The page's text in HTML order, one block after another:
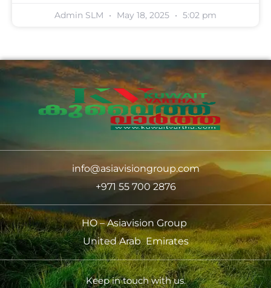
Admin SLM May 18, 2025 5:02 pm
info@asiavisiongroup.com
+971 55 700 2876
HO – Asiavision Group
United Arab Emirates
Keep in touch with us.